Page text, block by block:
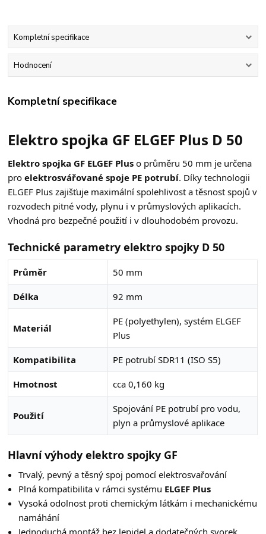
Kompletní specifikace
Hodnocení
Kompletní specifikace
Elektro spojka GF ELGEF Plus D 50
Elektro spojka GF ELGEF Plus o průměru 50 mm je určena
proelektro­svářované spoje PE potrubí. Díky technologii
ELGEF Plus zajišťuje maximální spolehlivost a těsnost spojů v
rozvodech pitné vody, plynu i v průmyslových aplikacích.
Vhodná pro bezpečné použití i v dlouhodobém provozu.
Technické parametry elektro spojky D 50
Průměr 50 mm
Délka 92 mm
Materiál
PE (polyethylen), systém ELGEF
Plus
Kompatibilita PE potrubí SDR11 (ISO S5)
Hmotnost cca 0,160 kg
Použití
Spojování PE potrubí pro vodu,
plyn a průmyslové aplikace
Hlavní výhody elektro spojky GF
Trvalý, pevný a těsný spoj pomocí elektro­svařování
Plná kompatibilita v rámci systému ELGEF Plus
Vysoká odolnost proti chemickým látkám i mechanickému
namáhání